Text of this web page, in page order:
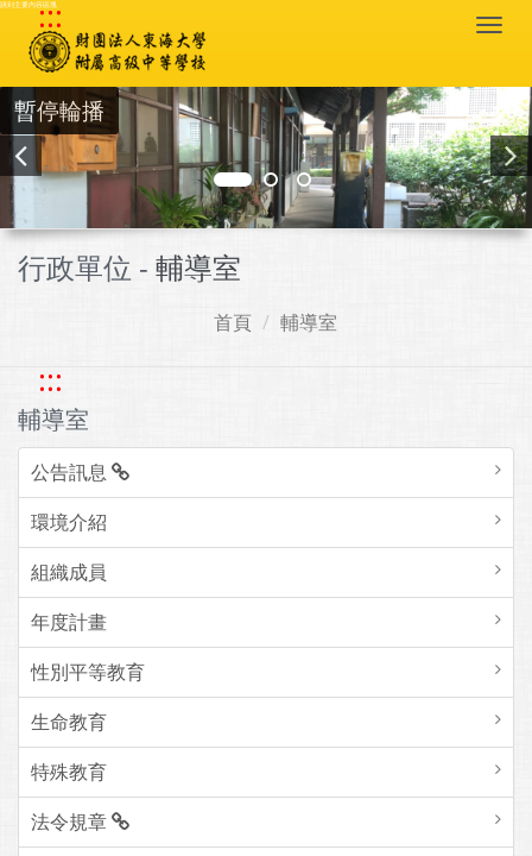
跳到主要內容區塊
:::
暫停輪播
行政單位 - 輔導室
首頁 輔導室
:::
輔導室
公告訊息
環境介紹
組織成員
年度計畫
性別平等教育
生命教育
特殊教育
法令規章